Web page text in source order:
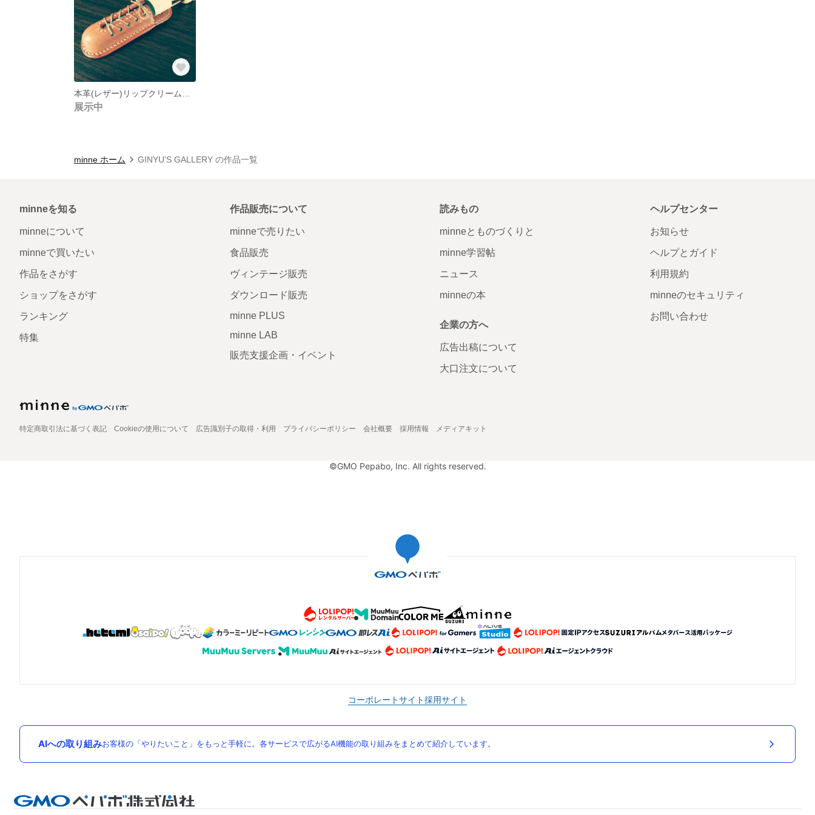
展示中
minne ホーム GINYU'S GALLERY の作品一覧
minneを知る
minneについて
minneで買いたい
作品をさがす
ショップをさがす
ランキング
特集
作品販売について
minneで売りたい
食品販売
ヴィンテージ販売
ダウンロード販売
minne PLUS
minne LAB
販売支援企画・イベント
読みもの
minneとものづくりと
minne学習帖
ニュース
minneの本
企業の方へ
広告出稿について
大口注文について
ヘルプセンター
お知らせ
ヘルプとガイド
利用規約
minneのセキュリティ
お問い合わせ
特定商取引法に基づく表記 Cookieの使用について 広告識別子の取得・利用 プライバシーポリシー 会社概要 採用情報 メディアキット
©GMO Pepabo, Inc. All rights reserved.
コーポレートサイト採用サイト
AIへの取り組みお客様の「やりたいこと」をもっと手軽に。各サービスで広がるAI機能の取り組みをまとめて紹介しています。